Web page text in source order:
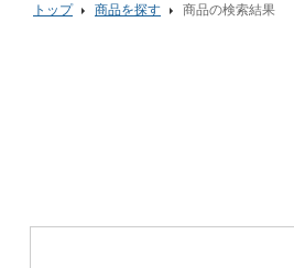
トップ 商品を探す 商品の検索結果